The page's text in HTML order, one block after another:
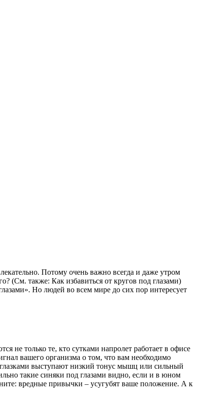
Потому очень важно всегда и даже утром
(См. также: Как избавиться от кругов под глазами)
Но людей во всем мире до сих пор интересует
не только те, кто сутками напролет работает в офисе
вашего организма о том, что вам необходимо
глазками выступают низкий тонус мышц или сильный
такие синяки под глазами видно, если и в юном
вредные привычки – усугубят ваше положение. А к